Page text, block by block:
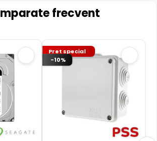
frecvent
Pret special
-10%